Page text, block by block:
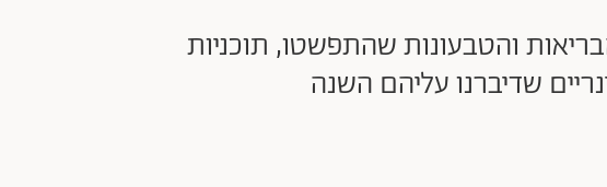
והטבעונות שהתפשטו, תוכניות